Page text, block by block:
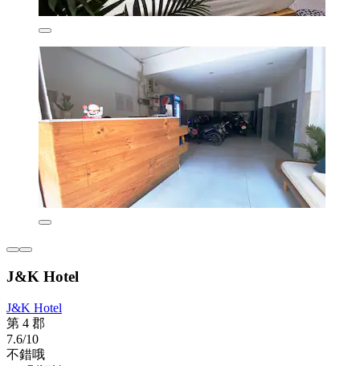
J&K Hotel
J&K Hotel
第 4 郡
7.6/10
不錯哦